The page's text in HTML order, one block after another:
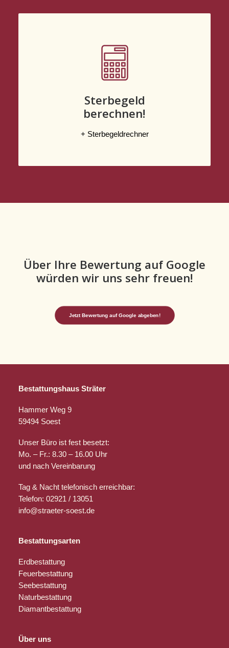
Sterbegeld
berechnen!
+ Sterbegeldrechner
Über Ihre Bewertung auf Google
würden wir uns sehr freuen!
Jetzt Bewertung auf Google abgeben!
Bestattungshaus Sträter
Hammer Weg 9
59494 Soest
Unser Büro ist fest besetzt:
Mo. – Fr.: 8.30 – 16.00 Uhr
und nach Vereinbarung
Tag & Nacht telefonisch erreichbar:
Telefon: 02921 / 13051
info@straeter-soest.de
Bestattungsarten
Erdbestattung
Feuerbestattung
Seebestattung
Naturbestattung
Diamantbestattung
Über uns